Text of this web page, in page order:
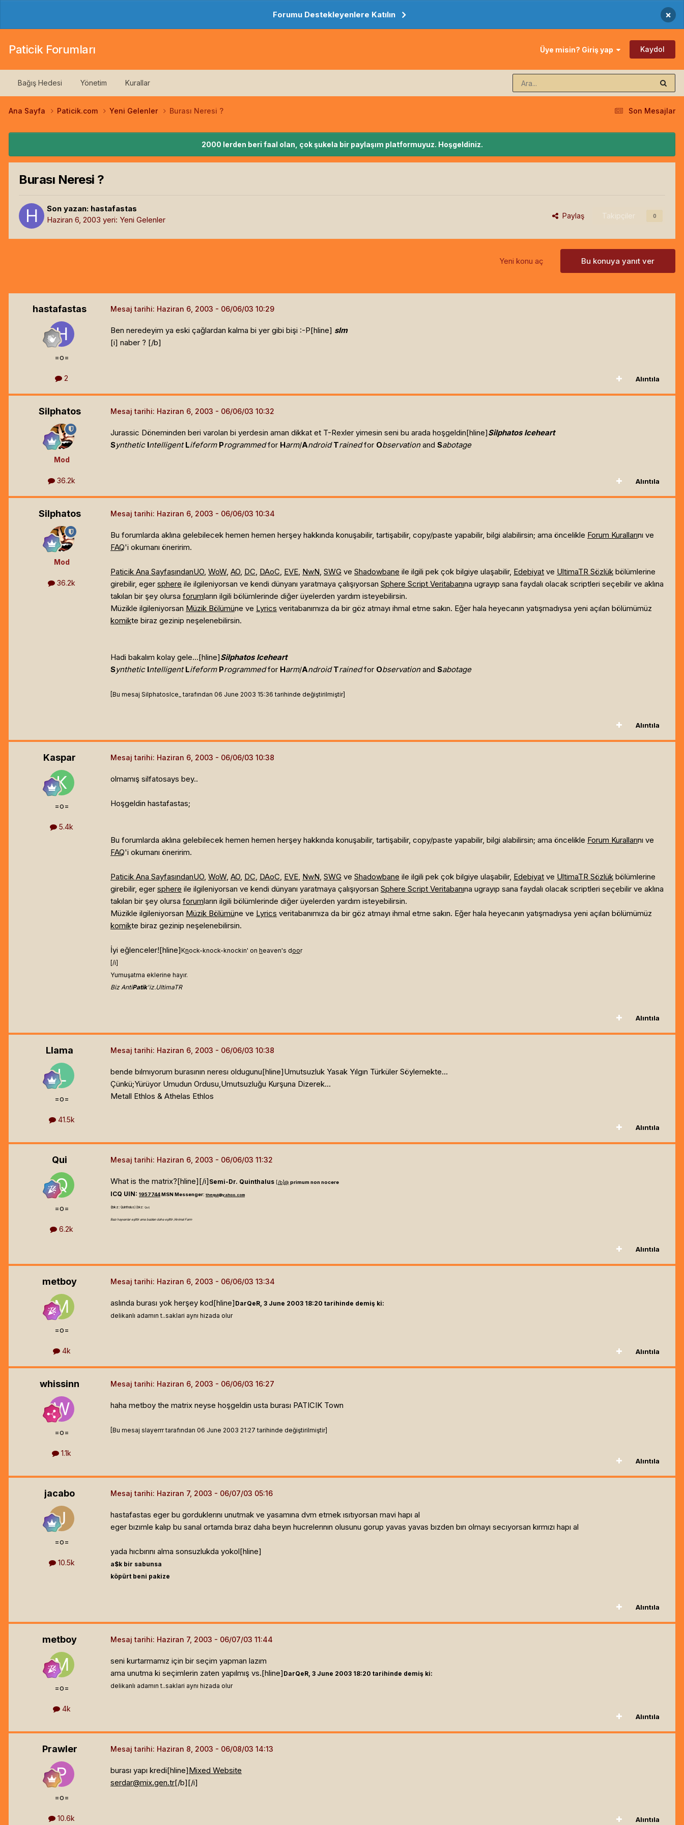
Forumu Destekleyenlere Katılın ×
Paticik Forumları Üye misin? Giriş yap Kaydol
Bağış Hedesi Yönetim Kurallar
Son Mesajlar
Ana Sayfa Paticik.com Yeni Gelenler Burası Neresi ?
2000 lerden beri faal olan, çok şukela bir paylaşım platformuyuz. Hoşgeldiniz.
Burası Neresi ?
Son yazan: hastafastas
Haziran 6, 2003 yeri: Yeni Gelenler Paylaş Takipçiler 0
Bu konuya yanıt ver
Yeni konu aç
hastafastas
=o=
2
Mesaj tarihi: Haziran 6, 2003
Ben neredeyim ya eski çağlardan kalma bi yer gibi bişi :-P[hline] slm
[i] naber ? [/b]
Alıntıla
Silphatos
Mod
36.2k
Mesaj tarihi: Haziran 6, 2003
Jurassic Döneminden beri varolan bi yerdesin aman dikkat et T-Rexler yimesin seni bu arada hoşgeldin[hline]Silphatos Iceheart
Synthetic Intelligent Lifeform Programmedfor Harm/Android Trainedfor Observationand Sabotage
Alıntıla
Silphatos
Mod
36.2k
Mesaj tarihi: Haziran 6, 2003
Bu forumlarda aklına gelebilecek hemen hemen herşey hakkında konuşabilir, tartişabilir, copy/paste yapabilir, bilgi alabilirsin; ama öncelikle Forum Kurallarını ve
FAQ'i okumanı öneririm.
Paticik Ana SayfasındanUO, WoW, AO, DC, DAoC, EVE, NwN, SWG ve Shadowbane ile ilgili pek çok bilgiye ulaşabilir, Edebiyat ve UltimaTR Sözlük bölümlerine
girebilir, eger sphere ile ilgileniyorsan ve kendi dünyanı yaratmaya çalışıyorsan Sphere Script Veritabanına ugrayıp sana faydalı olacak scriptleri seçebilir ve aklına
takılan bir şey olursa forumların ilgili bölümlerinde diğer üyelerden yardım isteyebilirsin.
Müzikle ilgileniyorsan Müzik Bölümüne ve Lyrics veritabanımıza da bir göz atmayı ihmal etme sakın. Eğer hala heyecanın yatışmadıysa yeni açılan bölümümüz
komikte biraz gezinip neşelenebilirsin.
Hadi bakalım kolay gele...[hline]Silphatos Iceheart
Synthetic Intelligent Lifeform Programmedfor Harm/Android Trainedfor Observationand Sabotage
[Bu mesaj SilphatosIce_ tarafından 06 June 2003 15:36 tarihinde değiştirilmiştir]
Alıntıla
Kaspar
=o=
5.4k
Mesaj tarihi: Haziran 6, 2003
olmamış silfatosays bey..
Hoşgeldin hastafastas;
Bu forumlarda aklına gelebilecek hemen hemen herşey hakkında konuşabilir, tartişabilir, copy/paste yapabilir, bilgi alabilirsin; ama öncelikle Forum Kurallarını ve
FAQ'i okumanı öneririm.
Paticik Ana SayfasındanUO, WoW, AO, DC, DAoC, EVE, NwN, SWG ve Shadowbane ile ilgili pek çok bilgiye ulaşabilir, Edebiyat ve UltimaTR Sözlük bölümlerine
girebilir, eger sphere ile ilgileniyorsan ve kendi dünyanı yaratmaya çalışıyorsan Sphere Script Veritabanına ugrayıp sana faydalı olacak scriptleri seçebilir ve aklına
takılan bir şey olursa forumların ilgili bölümlerinde diğer üyelerden yardım isteyebilirsin.
Müzikle ilgileniyorsan Müzik Bölümüne ve Lyrics veritabanımıza da bir göz atmayı ihmal etme sakın. Eğer hala heyecanın yatışmadıysa yeni açılan bölümümüz
komikte biraz gezinip neşelenebilirsin.
İyi eğlenceler![hline]Knock-knock-knockin' on heaven's door
[/i]
Yumuşatma eklerine hayır.
Biz AntiPatik'iz.UltimaTR
Alıntıla
Llama
=o=
41.5k
Mesaj tarihi: Haziran 6, 2003
bende bılmıyorum burasının neresı oldugunu[hline]Umutsuzluk Yasak Yılgın Türküler Söylemekte...
Çünkü;Yürüyor Umudun Ordusu,Umutsuzluğu Kurşuna Dizerek...
Metall Ethlos & Athelas Ethlos
Alıntıla
Qui
=o=
6.2k
Mesaj tarihi: Haziran 6, 2003
What is the matrix?[hline][/i] Semi-Dr. Quinthalus [/b]@ primum non nocere
ICQ UIN: 1957744MSN Messenger: thequi@yahoo.com
(bkz: Quinthalus) (bkz: Qui)
Bazı hayvanlar eşittir ama bazıları daha eşittir /Animal Farm
Alıntıla
metboy
=o=
4k
Mesaj tarihi: Haziran 6, 2003
aslında burası yok herşey kod[hline] DarQeR, 3 June 2003 18:20 tarihinde demiş ki:
delikanlı adamın t..saklari aynı hizada olur
Alıntıla
whissinn
=o=
1.1k
Mesaj tarihi: Haziran 6, 2003
haha metboy the matrix neyse hoşgeldin usta burası PATICIK Town
[Bu mesaj slayerrr tarafından 06 June 2003 21:27 tarihinde değiştirilmiştir]
Alıntıla
jacabo
=o=
10.5k
Mesaj tarihi: Haziran 7, 2003
hastafastas eger bu gorduklerını unutmak ve yasamına dvm etmek ısıtıyorsan mavi hapı al
eger bızımle kalıp bu sanal ortamda bıraz daha beyın hucrelerının olusunu gorup yavas yavas bızden bırı olmayı secıyorsan kırmızı hapı al
yada hıcbırını alma sonsuzlukda yokol[hline]
a$k bir sabunsa
köpürt beni pakize
Alıntıla
metboy
=o=
4k
Mesaj tarihi: Haziran 7, 2003
seni kurtarmamız için bir seçim yapman lazım
ama unutma ki seçimlerin zaten yapılmış vs.[hline] DarQeR, 3 June 2003 18:20 tarihinde demiş ki:
delikanlı adamın t..saklari aynı hizada olur
Alıntıla
Prawler
=o=
10.6k
Mesaj tarihi: Haziran 8, 2003
burası yapı kredi[hline]Mixed Website
serdar@mix.gen.tr[/b][/i]
Alıntıla